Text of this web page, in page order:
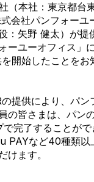
（本社：東京都台
会社パンフォーユ
：矢野 健太）が提
ーユーオフィス」
を開始したことをお
提供により、パン
の皆さまは、パン
完了することが
PAYなど40種類以
けます。